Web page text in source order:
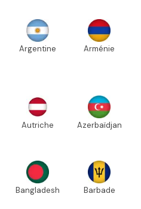
Argentine Arménie
Autriche Azerbaïdjan
Bangladesh Barbade